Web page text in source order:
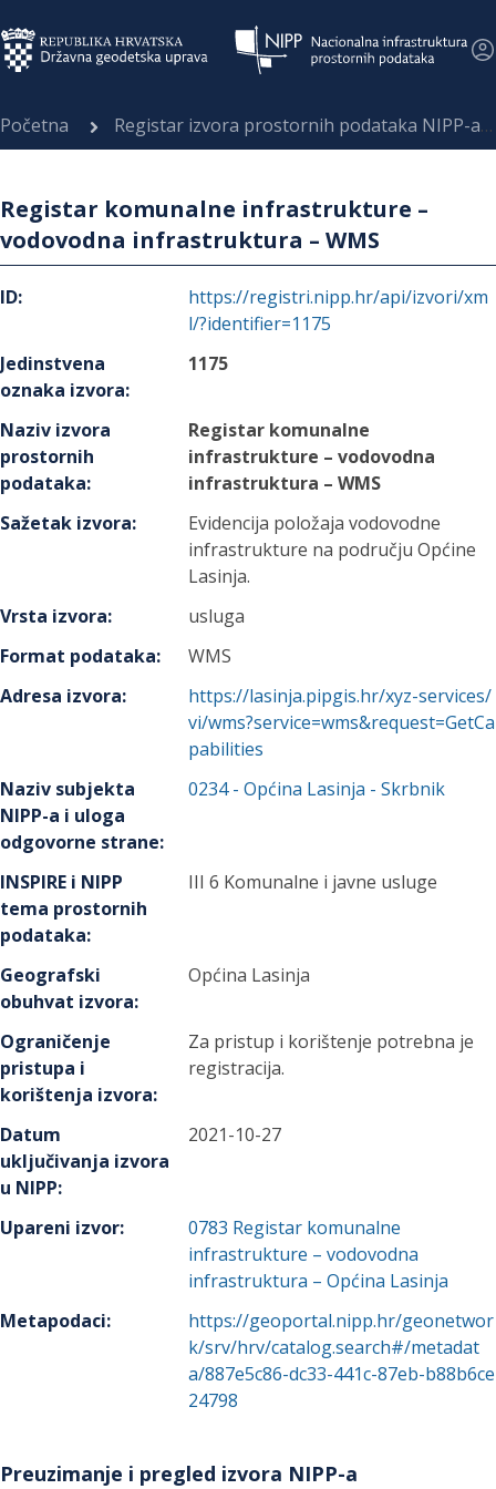
Početna Registar izvora prostornih podataka NIPP-a
Registar komunalne infrastrukture –
vodovodna infrastruktura – WMS
ID:
https://registri.nipp.hr/api/izvori/xm
l/?identifier=1175
Jedinstvena
oznaka izvora:
1175
Naziv izvora
prostornih
podataka:
Registar komunalne
infrastrukture – vodovodna
infrastruktura – WMS
Sažetak izvora:
Evidencija položaja vodovodne
infrastrukture na području Općine
Lasinja.
Vrsta izvora:
usluga
Format podataka:
WMS
Adresa izvora:
https://lasinja.pipgis.hr/xyz-services/
vi/wms?service=wms&request=GetCa
pabilities
Naziv subjekta
NIPP-a i uloga
odgovorne strane:
0234-Općina Lasinja - Skrbnik
INSPIRE i NIPP
tema prostornih
podataka:
III 6 Komunalne i javne usluge
Geografski
obuhvat izvora:
Općina Lasinja
Ograničenje
pristupa i
korištenja izvora:
Za pristup i korištenje potrebna je
registracija.
Datum
uključivanja izvora
u NIPP:
2021-10-27
Upareni izvor: 0783 Registar komunalne
infrastrukture – vodovodna
infrastruktura – Općina Lasinja
Metapodaci:
https://geoportal.nipp.hr/geonetwor
k/srv/hrv/catalog.search#/metadat
a/887e5c86-dc33-441c-87eb-b88b6ce
24798
Preuzimanje i pregled izvora NIPP-a